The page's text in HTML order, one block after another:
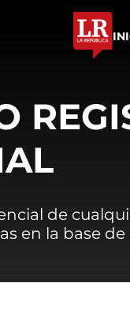
de
en la base